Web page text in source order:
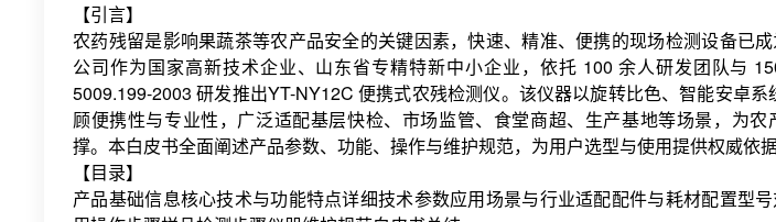
【引言】
农药残留是影响果蔬茶等农产品安全的关键因素，快速、精准、便携的现场检测设备已
公司作为国家高新技术企业、山东省专精特新中小企业，依托 100 余人研发团队与
5009.199-2003 研发推出YT-NY12C 便携式农残检测仪。该仪器以旋转比色、智能安卓
顾便携性与专业性，广泛适配基层快检、市场监管、食堂商超、生产基地等场景，为
撑。本白皮书全面阐述产品参数、功能、操作与维护规范，为用户选型与使用提供权威依据
【目录】
产品基础信息核心技术与功能特点详细技术参数应用场景与行业适配配件与耗材配置型